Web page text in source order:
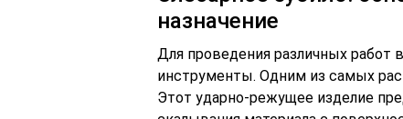
назначение
Для проведения различных
инструменты. Одним из самых
Этот ударно-режущее изделие